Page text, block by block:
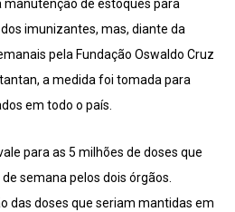
manutenção de estoques para
imunizantes, mas, diante da
pela Fundação Oswaldo Cruz
a medida foi tomada para
em todo o país.
para as 5 milhões de doses que
semana pelos dois órgãos.
das doses que seriam mantidas em